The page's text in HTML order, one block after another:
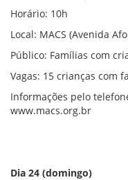
Horário: 10h
Local: MACS (Avenida
Público: Famílias com
Vagas: 15 crianças com
Informações pelo
www.macs.org.br
Dia 24 (domingo)